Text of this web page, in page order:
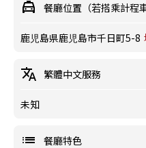
餐廳位置（若搭乘計程
鹿児島県鹿児島市千日町5-8
繁體中文服務
未知
餐廳特色